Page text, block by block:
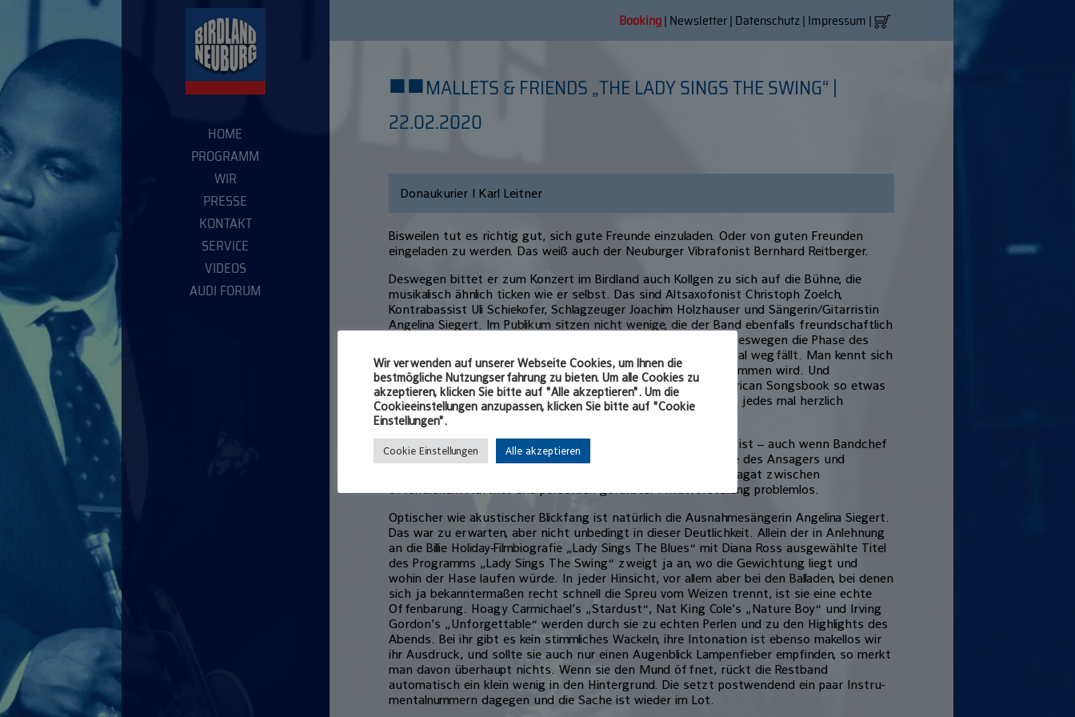
HOME
PROGRAMM
WIR
PRESSE
KONTAKT
SERVICE
VIDEOS
AUDI FORUM
Booking| Newsletter| Datenschutz| Impressum |
■■MALLETS & FRIENDS „THE LADY SINGS THE SWING“ |
22.02.2020
Donaukurier | Karl Leitner
Bisweilen tut es richtig gut, sich gute Freunde einzuladen. Oder von guten Freunden
eingeladen zu werden. Das weiß auch der Neuburger Vi­brafonist Bernhard Reitberger.
Deswegen bittet er zum Konzert im Birdland auch Kollgen zu sich auf die Bühne, die
musikalisch ähnlich ticken wie er selbst. Das sind Altsaxofonist Christoph Zoelch,
Kontrabassist Uli Schiekofer, Schlagzeuger Joachim Holzhauser und Sängerin/Gitarristin
Angelina Siegert. Im Publikum sitzen nicht weni­ge, die der Band ebenfalls freundschaft­lich
verbunden sind. Das macht das Kon­zert zu einem Heimspiel, weswegen die Phase des
vorsichtigen Abwartens und des sich Beschnupperns schon mal weg­fällt. Man kennt sich
schließlich und weiß wenigstens ungefähr, was auf einen zukommen wird. Und
letztendlich sind auch die Kompositionen aus dem Great American Songs­book so etwas
wie gute Freunde, die man schon immer gerne ge­hört hat und jedes mal herzlich
begrüßt, sobald sie ei­nem über den Weg laufen.
Die Band spielt solide, die Soli sitzen, die Stimmung im Birdland ist – auch wenn Bandchef
Reitberger am Vibrafon eindeutig mehr punktet als in der Rolle des Ansagers und
Entertainers – hervorragend und die Musiker meistern den Spagat zwischen
öffentlichem Auftritt und persönlich gefärbter Privatvorstellung problemlos.
Optischer wie akustischer Blickfang ist natürlich die Ausnahmesängerin Angelina Siegert.
Das war zu erwarten, aber nicht unbedingt in dieser Deutlichkeit. Allein der in Anlehnung
an die Billie Holiday-Filmbiografie „Lady Sings The Blues“ mit Diana Ross ausgewählte Titel
des Programms „Lady Sings The Swing“ zweigt ja an, wo die Gewichtung liegt und
wohin der Hase laufen würde. In je­der Hinsicht, vor allem aber bei den Bal­laden, bei denen
sich ja bekanntermaßen recht schnell die Spreu vom Weizen trennt, ist sie eine echte
Offenbarung. Hoagy Carmichael’s „Stardust“, Nat King Cole’s „Nature Boy“ und Irving
Gordon’s „Unforgettable“ werden durch sie zu echten Perlen und zu den High­lights des
Abends. Bei ihr gibt es kein stimmliches Wackeln, ihre Intonation ist ebenso makellos wir
ihr Ausdruck, und sollte sie auch nur einen Augenblick Lampenfieber empfinden, so merkt
man davon überhaupt nichts. Wenn sie den Mund öffnet, rückt die Restband
automatisch ein klein wenig in den Hintergrund. Die setzt postwendend ein paar Instru­
mentalnummern dagegen und die Sache ist wieder im Lot.
Wir verwenden auf unserer Webseite Cookies, um Ihnen die
bestmögliche Nutzungserfahrung zu bieten. Um alle Cookies zu
akzeptieren, klicken Sie bitte auf "Alle akzeptieren". Um die
Cookieeinstellungen anzupassen, klicken Sie bitte auf "Cookie
Einstellungen".
Cookie Einstellungen Alle akzeptieren